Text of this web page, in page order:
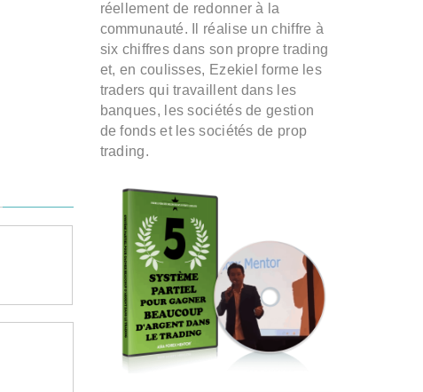
réellement de redonner à la
communauté. Il réalise un chiffre à
six chiffres dans son propre trading
et, en coulisses, Ezekiel forme les
traders qui travaillent dans les
banques, les sociétés de gestion
de fonds et les sociétés de prop
trading.